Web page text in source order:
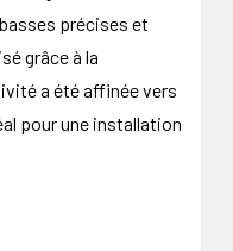
précises et
grâce à la
a été affinée vers
pour une installation